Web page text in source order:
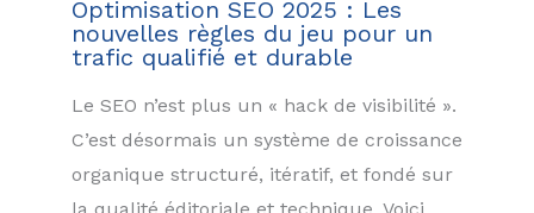
Optimisation SEO 2025 : Les
nouvelles règles du jeu pour un
trafic qualifié et durable
Le SEO n’est plus un « hack de visibilité ».
C’est désormais un système de croissance
organique structuré, itératif, et fondé sur
la qualité éditoriale et technique. Voici